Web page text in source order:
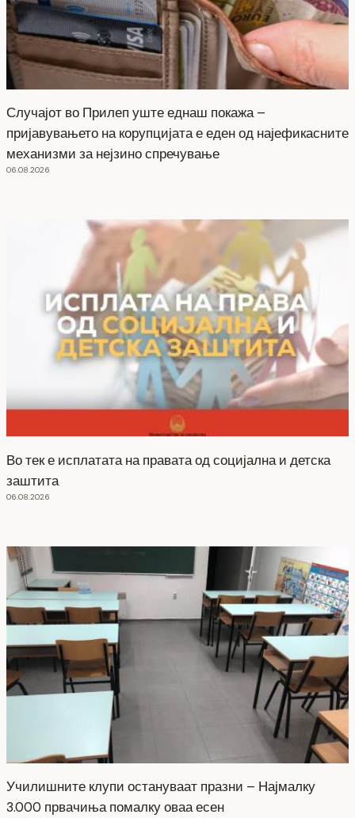
Случајот во Прилеп уште еднаш покажа –
пријавувањето на корупцијата е еден од најефикасните
механизми за нејзино спречување
06.08.2026
Во тек е исплатата на правата од социјална и детска
заштита
06.08.2026
Училишните клупи остануваат празни – Најмалку
3.000 првачиња помалку оваа есен